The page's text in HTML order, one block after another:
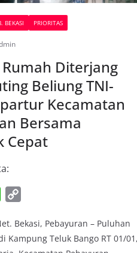
BEKASI PRIORITAS
Diterjang
Beliung TNI-
Kecamatan
Bersama
Cepat
W
a
t
p
y
Bekasi, Pebayuran – Puluhan
Kampung Teluk Bango RT 01/01,